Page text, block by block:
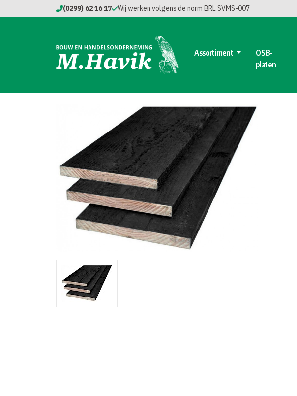
(0299) 62 16 17 Wij werken volgens de norm BRL SVMS-007
Assortiment
OSB-
platen